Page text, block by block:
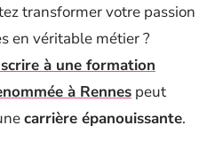
transformer votre passion
en véritable métier ?
à une formation
à Rennes peut
carrière épanouissante.